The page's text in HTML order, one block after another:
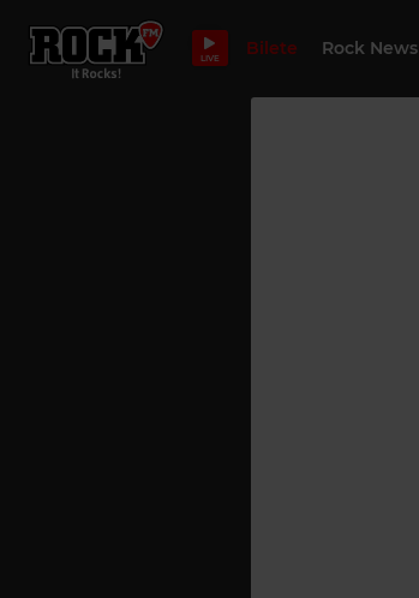
LIVE Bilete Rock News